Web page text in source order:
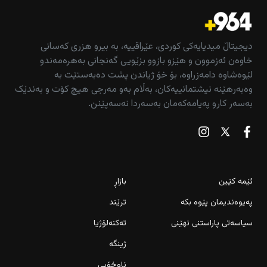
دیجیتاڵ میدیایەکی کوردی، عێراقییە، بە بیرو هزری کەسانی
خاوەن ئەزموون و هێزو بازوو بزێویی گەنجانی بەهرەمەندو
لێوەشاوە دامەزراوە، بۆ خۆ ژیاندن پشت دەبەستێت بە
وەبەرهێنە نیشتمانییەکان، بەڵام بەو مەرجی هیچ کۆت و بەندێک
بەسەر کارو پەیامەکەمان بەسەردا نەسەپێنن.
ئێمە کێین
پەیوەندیمان پێوە بکە
سیاسەتی پاراستنی نهێنی
بازاڕ
ترێند
تەکنەلۆژیا
ژینگە